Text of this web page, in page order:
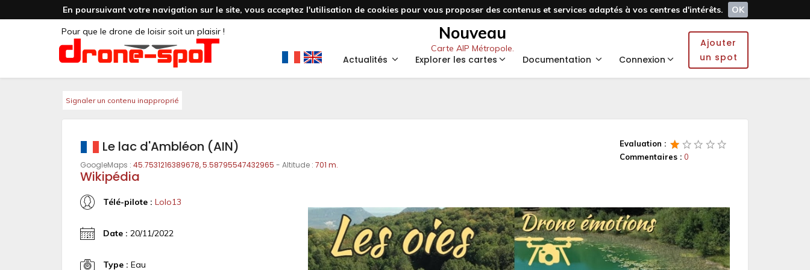
En poursuivant votre navigation sur le site, vous acceptez l'utilisation de cookies pour vous proposer des contenus et services adaptés à vos centres d'intérêts.
OK
Pour que le drone de loisir soit un plaisir !
Nouveau
Carte AIP Métropole.
Actualités Explorer les cartes Documentation Connexion
Ajouter
un spot
Signaler un contenu inapproprié
Evaluation :
Commentaires : 0
Le lac d'Ambléon (AIN)
GoogleMaps : 45.7531216389678, 5.58795547432965 - Altitude : 701 m.
Wikipédia
Télé-pilote : Lolo13
Date : 20/11/2022
Type : Eau